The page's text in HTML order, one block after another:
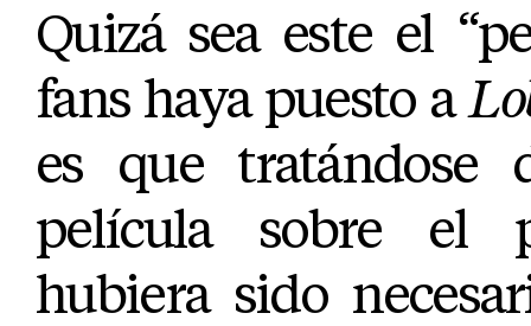
Quizá sea este el
fans haya puesto a
es que tratándose
película sobre el
hubiera sido